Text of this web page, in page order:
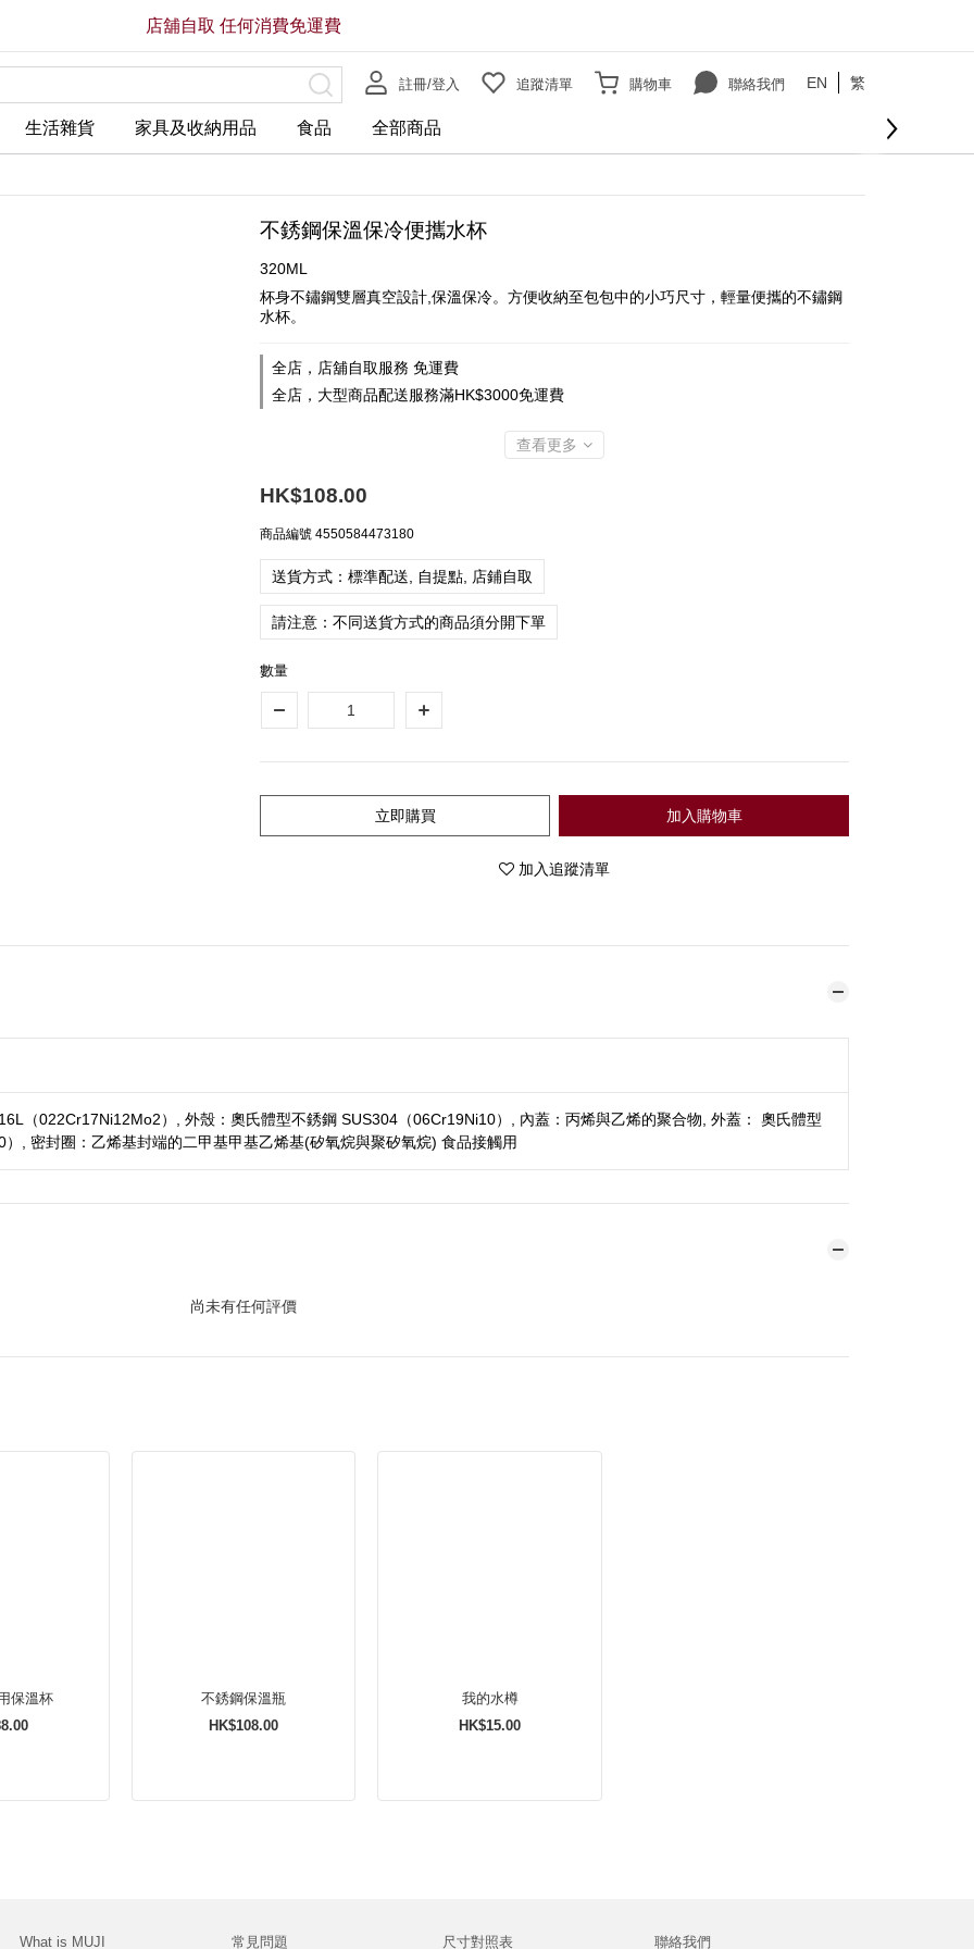
註冊/登入 追蹤清單 購物車 聯絡我們 EN 繁
生活雜貨 家具及收納用品 食品 全部商品
店舖自取 任何消費免運費
不銹鋼保溫保冷便攜水杯
320ML
杯身不鏽鋼雙層真空設計,保溫保冷。方便收納至包包中的小巧尺寸，輕量便攜的不鏽鋼
水杯。
全店，店舖自取服務 免運費
全店，大型商品配送服務滿HK$3000免運費
查看更多
HK$108.00
商品編號 4550584473180
送貨方式：標準配送, 自提點, 店鋪自取
請注意：不同送貨方式的商品須分開下單
數量
加入購物車
立即購買
加入追蹤清單
（022Cr17Ni12Mo2）, 外殼：奧氏體型不銹鋼 SUS304（06Cr19Ni10）, 內蓋：丙烯與乙烯的聚合物, 外蓋： 奧氏體型
, 密封圈：乙烯基封端的二甲基甲基乙烯基(矽氧烷與聚矽氧烷) 食品接觸用
尚未有任何評價
保溫杯
不銹鋼保溫瓶
HK$108.00
我的水樽
HK$15.00
What is MUJI 常見問題 尺寸對照表 聯絡我們